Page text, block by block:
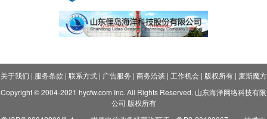
关于我们 | 服务条款 | 联系方式| 广告服务 | 商务洽谈 | 工作机会| 版权所有| 麦斯魔方
Copyright © 2004-2021 hycfw.com Inc. All Rights Reserved. 山东海洋网络科技有限
公司 版权所有